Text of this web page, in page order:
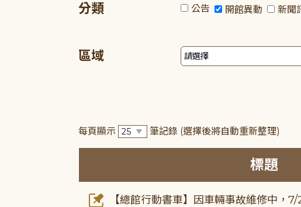
分類 公告 開館異動 新聞
區域
每頁顯示 筆記錄 (選擇後將自動重新整理)
標題
【總館行動書車】因車輛事故維修中，